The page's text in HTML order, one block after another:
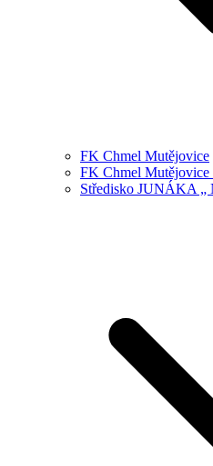
FK Chmel Mutějovice
FK Chmel Mutějovice
Středisko JUNÁKA „